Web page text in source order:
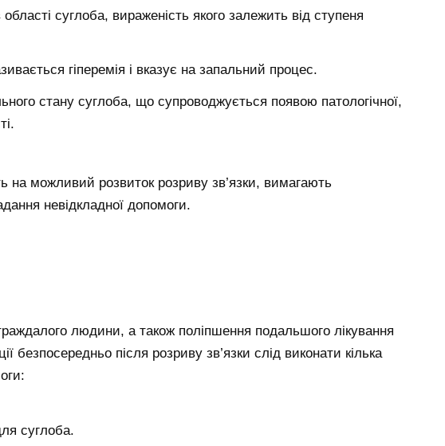
суглоба, вираженість якого залежить від ступеня
гіперемія і вказує на запальний процес.
стану суглоба, що супроводжується появою патологічної,
на можливий розвиток розриву зв’язки, вимагають
невідкладної допомоги.
людини, а також поліпшення подальшого лікування
безпосередньо після розриву зв’язки слід виконати кілька
суглоба.